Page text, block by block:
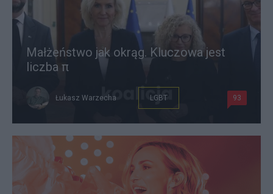
Małżeństwo jak okrąg. Kluczowa jest
liczba π
Łukasz Warzecha LGBT 93